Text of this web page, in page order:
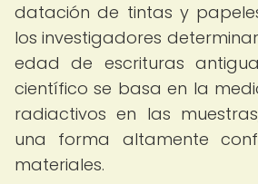
datación de tintas y
los investigadores
edad de escrituras
científico se basa en la
radiactivos en las
una forma altamente
materiales.